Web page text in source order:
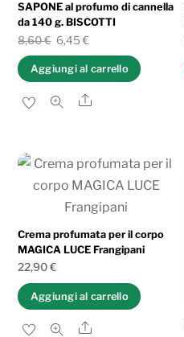
SAPONE al profumo di cannella
da 140 g. BISCOTTI
8,60€ Il
originale
era:
6,45€
attuale
è:
Aggiungi al carrello
Share
Crema profumata per il corpo
MAGICA LUCE Frangipani
22,90€
Aggiungi al carrello
Share